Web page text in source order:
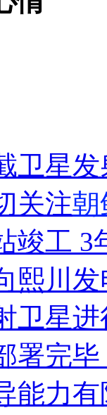
将其击毙
脚踢
卫星
关注朝
竣工 3
熙川
卫星
署完
能力